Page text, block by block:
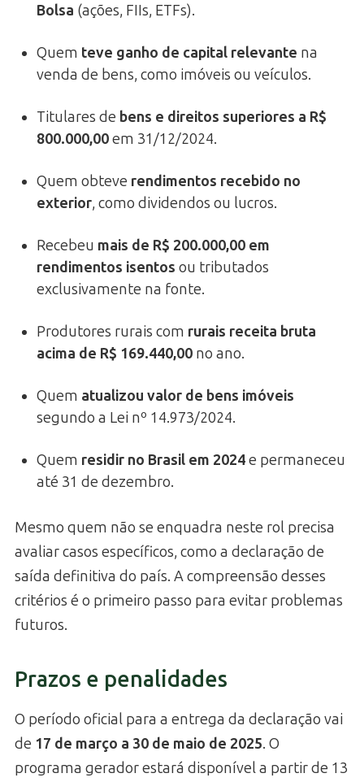
Bolsa (ações, FIIs, ETFs).
Quem teve ganho de capital relevante na
venda de bens, como imóveis ou veículos.
Titulares de bens e direitos superiores a R$
800.000,00em 31/12/2024.
Quem obteve rendimentos recebido no
exterior, como dividendos ou lucros.
Recebeu mais de R$ 200.000,00 em
rendimentos isentos ou tributados
exclusivamente na fonte.
Produtores rurais com rurais receita bruta
acima de R$ 169.440,00 no ano.
Quem atualizou valor de bens imóveis
segundo a Lei nº 14.973/2024.
Quem residir no Brasil em 2024e permaneceu
até 31 de dezembro.
Mesmo quem não se enquadra neste rol precisa
avaliar casos específicos, como a declaração de
saída definitiva do país. A compreensão desses
critérios é o primeiro passo para evitar problemas
futuros.
Prazos e penalidades
O período oficial para a entrega da declaração vai
de 17 de março a 30 de maio de 2025. O
programa gerador estará disponível a partir de 13